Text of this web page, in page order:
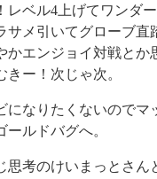
レベル4上げてワンダ
サメ引いてグローブ直
かエンジョイ対戦とか
きー！次じゃ次。
になりたくないのでマ
ルドバグへ。
思考のけいまっとさん